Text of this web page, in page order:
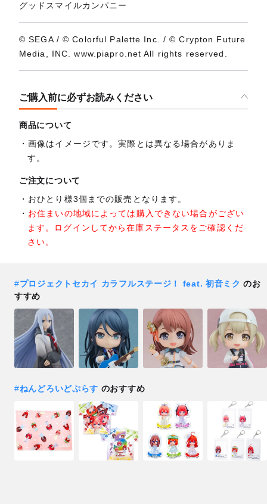
グッドスマイルカンパニー
© SEGA / © Colorful Palette Inc. / © Crypton Future
Media, INC. www.piapro.net All rights reserved.
ご購入前に必ずお読みください
商品について
画像はイメージです。実際とは異なる場合がありま
す。
ご注文について
おひとり様3個までの販売となります。
お住まいの地域によっては購入できない場合がござい
ます。ログインしてから在庫ステータスをご確認くだ
さい。
#プロジェクトセカイ カラフルステージ！ feat. 初音ミク のお
すすめ
#ねんどろいどぷらす のおすすめ